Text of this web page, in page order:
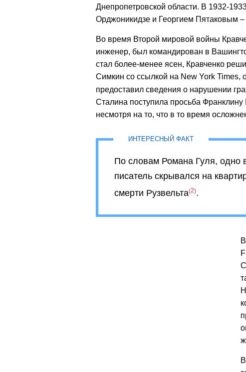
Днепропетровской области. В 1932-
Орджоникидзе и Георгием Пятаковым
Во время Второй мировой войны
инженер, был командирован в
стал более-менее ясен, Кравченко
Симкин со ссылкой на New York Times,
предоставил сведения о нарушении
Сталина поступила просьба Франклину
несмотря на то, что в то время
По словам Романа Гуля, одно
писатель скрывался на
смерти Рузвельта 2 .